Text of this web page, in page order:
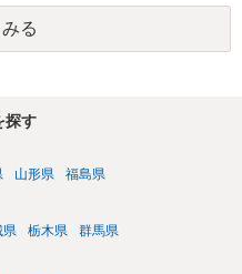
残りのお金で自己責任で生活せ
を受給することになった時はす
は調停申立てをすべきでしょ
る
探す
山形県 福島県
県 栃木県 群馬県